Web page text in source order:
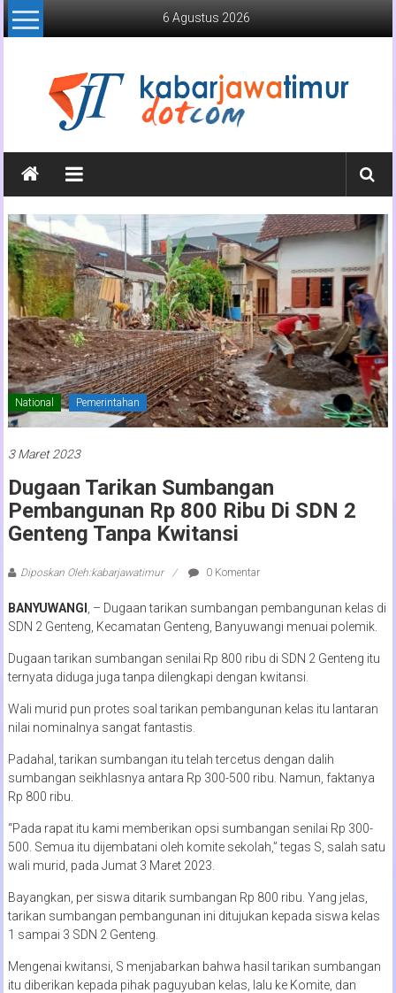
Lompat
ke
6 Agustus 2026
Kabar
Jawa
Timur
Media
Online
Jawa
Timur
National Pemerintahan
3 Maret 2023
Dugaan Tarikan Sumbangan
Pembangunan Rp 800 Ribu Di SDN 2
Genteng Tanpa Kwitansi
Diposkan Oleh:kabarjawatimur 0 Komentar
BANYUWANGI
, – Dugaan tarikan sumbangan pembangunan kelas di
SDN 2 Genteng, Kecamatan Genteng, Banyuwangi menuai polemik.
Dugaan tarikan sumbangan senilai Rp 800 ribu di SDN 2 Genteng itu
ternyata diduga juga tanpa dilengkapi dengan kwitansi.
Wali murid pun protes soal tarikan pembangunan kelas itu lantaran
nilai nominalnya sangat fantastis.
Padahal, tarikan sumbangan itu telah tercetus dengan dalih
sumbangan seikhlasnya antara Rp 300-500 ribu. Namun, faktanya
Rp 800 ribu.
“Pada rapat itu kami memberikan opsi sumbangan senilai Rp 300-
500. Semua itu dijembatani oleh komite sekolah,” tegas S, salah satu
wali murid, pada Jumat 3 Maret 2023.
Bayangkan, per siswa ditarik sumbangan Rp 800 ribu. Yang jelas,
tarikan sumbangan pembangunan ini ditujukan kepada siswa kelas
1 sampai 3 SDN 2 Genteng.
Mengenai kwitansi, S menjabarkan bahwa hasil tarikan sumbangan
itu diberikan kepada pihak paguyuban kelas, lalu ke Komite, dan